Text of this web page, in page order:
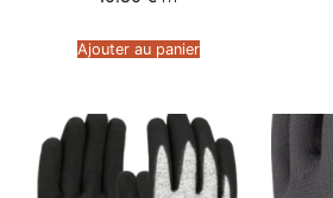
Ajouter au panier